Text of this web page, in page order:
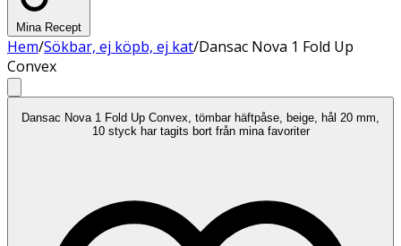
Mina Recept
Hem/Sökbar, ej köpb, ej kat/Dansac Nova 1 Fold Up
Convex
Dansac Nova 1 Fold Up Convex, tömbar häftpåse, beige, hål 20 mm,
10 styck har tagits bort från mina favoriter